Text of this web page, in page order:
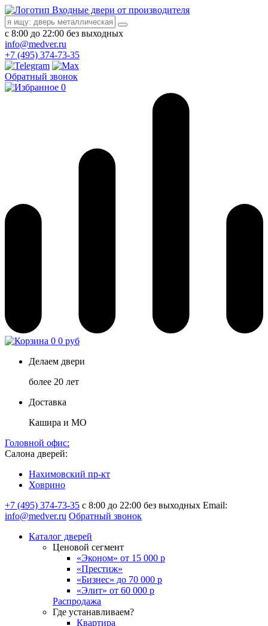
Входные двери от производителя
с 8:00 до 22:00 без выходных
info@medver.ru
+7 (495) 374-73-35
Обратный звонок
0
0 0 руб
Делаем двери
более 20 лет
Доставка
Кашира и МО
Головной офис:
Салона дверей:
Нахимовский пр-кт
Ховрино
+7 (495) 374-73-35 с 8:00 до 22:00 без выходных Email:
info@medver.ru Обратный звонок
Каталог дверей
Ценовой сегмент
«Эконом» от 15 000 р
«Престиж»
«Бизнес» до 70 000 р
«Элит» от 60 000 р
Распродажа
Где устанавливаем?
Квартира